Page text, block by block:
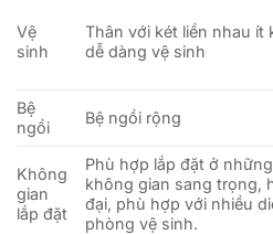
Vệ
sinh
Thân với két liền nhau ít
dễ dàng vệ sinh
Bệ
ngồi
Bệ ngồi rộng
Không
gian
lắp đặt
Phù hợp lắp đặt ở những
không gian sang trọng,
đại, phù hợp với nhiều
phòng vệ sinh.